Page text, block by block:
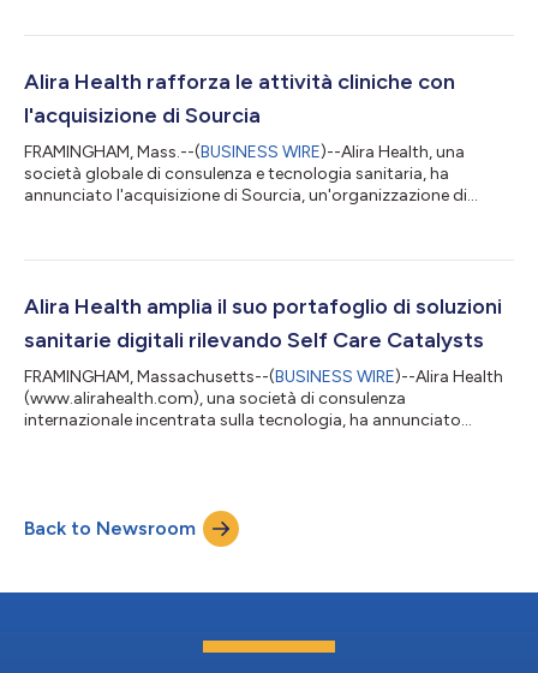
del settore sanitario. Artisan serve 12 delle 15 principali aziende
realtà biotecnologiche leader e vanta un'approfondita esperi...
Alira Health rafforza le attività cliniche con
l'acquisizione di Sourcia
FRAMINGHAM, Mass.--(BUSINESS WIRE)--Alira Health, una
società globale di consulenza e tecnologia sanitaria, ha
annunciato l'acquisizione di Sourcia, un'organizzazione di
particolare attenzione a biotecnologie, dispositivi medicali e
con sede a Zevenbergen, Paesi Bassi, e uffici operativi a Monaco
Alira Health amplia il suo portafoglio di soluzioni
sanitarie digitali rilevando Self Care Catalysts
FRAMINGHAM, Massachusetts--(BUSINESS WIRE)--Alira Health
(www.alirahealth.com), una società di consulenza
internazionale incentrata sulla tecnologia, ha annunciato
di reti umane, della tecnologia e della scienza. La piattaforma
digitale di Self Care Catalysts, Health Storylines™, aiuta e
Back to Newsroom